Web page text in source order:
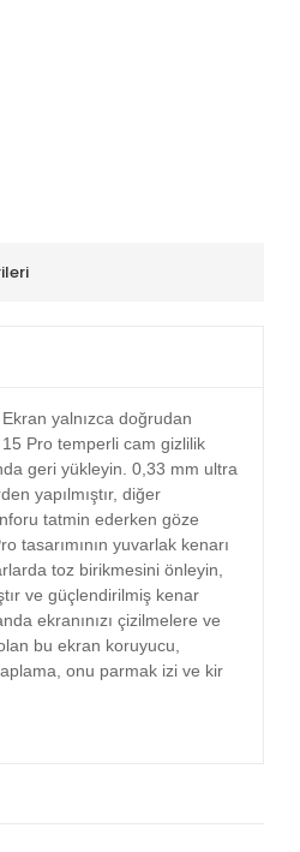
yalnızca doğrudan
Pro temperli cam gizlilik
geri yükleyin. 0,33 mm ultra
yapılmıştır, diğer
tatmin ederken göze
yuvarlak kenarı
toz birikmesini önleyin,
ve güçlendirilmiş kenar
ekranınızı çizilmelere ve
bu ekran koruyucu,
onu parmak izi ve kir